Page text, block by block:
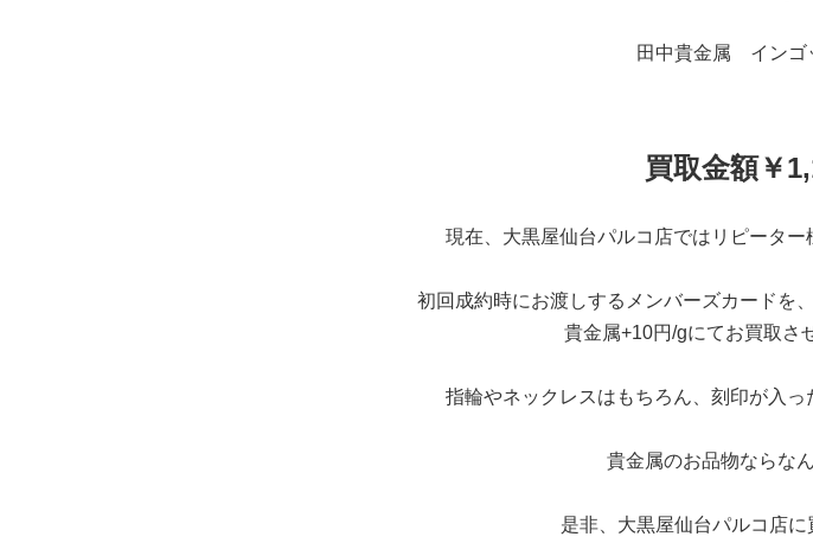
田中貴金属 インゴ
買取金額￥
現在、大黒屋仙台パルコ店ではリピーター
初回成約時にお渡しするメンバーズカードを
貴金属+10円/gにてお買取さ
指輪やネックレスはもちろん、刻印が入
貴金属のお品物ならな
是非、大黒屋仙台パルコ店